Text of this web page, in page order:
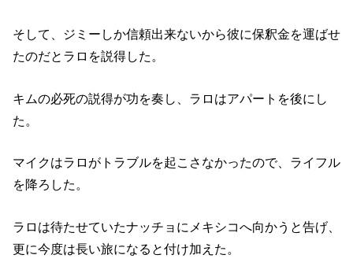
そして、ジミーしか信頼出来ないから彼に保釈金を運ばせ
たのだとラロを説得した。
キムの必死の説得が功を奏し、ラロはアパートを後にし
た。
マイクはラロがトラブルを起こさなかったので、ライフル
を降ろした。
ラロは待たせていたナッチョにメキシコへ向かうと告げ、
更に今度は長い旅になると付け加えた。